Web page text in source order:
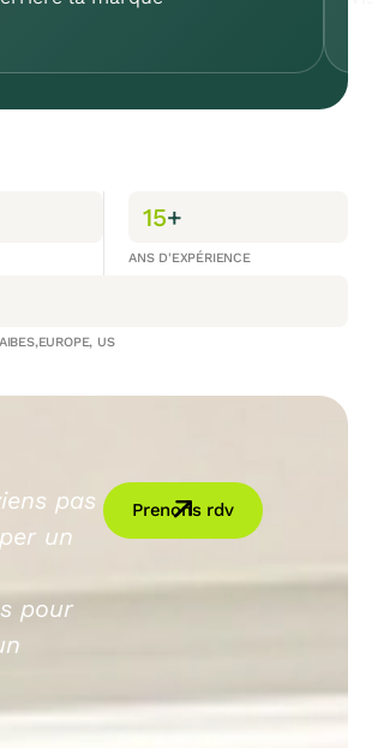
15+
ANS D'EXPÉRIENCE
US
pas
un
pour
Prenons rdv